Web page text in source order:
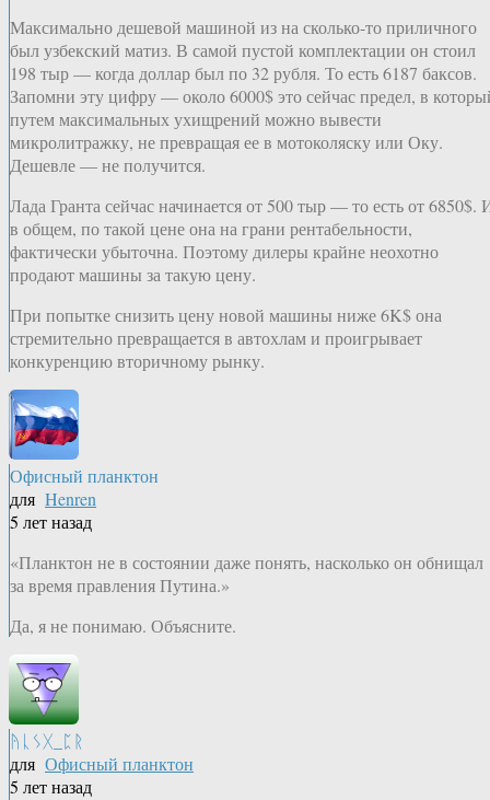
Максимально дешевой машиной из на сколько-то приличного
был узбекский матиз. В самой пустой комплектации он стоил
198 тыр — когда доллар был по 32 рубля. То есть 6187 баксов.
Запомни эту цифру — около 6000$ это сейчас предел, в
путем максимальных ухищрений можно вывести
микролитражку, не превращая ее в мотоколяску или Оку.
Дешевле — не получится.
Лада Гранта сейчас начинается от 500 тыр — то есть от 6850$.
в общем, по такой цене она на грани рентабельности,
фактически убыточна. Поэтому дилеры крайне неохотно
продают машины за такую цену.
При попытке снизить цену новой машины ниже 6K$ она
стремительно превращается в автохлам и проигрывает
конкуренцию вторичному рынку.
Офисный планктон
для Henren
5 лет назад
«Планктон не в состоянии даже понять, насколько он обнищал
за время правления Путина.»
Да, я не понимаю. Объясните.
ᚤᚳᛊᚷ_ᛈᚱ
для Офисный планктон
5 лет назад